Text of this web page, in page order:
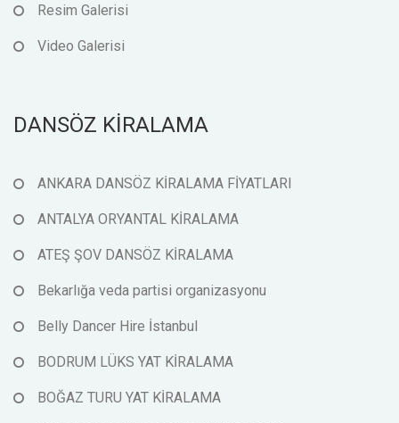
Resim Galerisi
Video Galerisi
DANSÖZ KİRALAMA
ANKARA DANSÖZ KİRALAMA FİYATLARI
ANTALYA ORYANTAL KİRALAMA
ATEŞ ŞOV DANSÖZ KİRALAMA
Bekarlığa veda partisi organizasyonu
Belly Dancer Hire İstanbul
BODRUM LÜKS YAT KİRALAMA
BOĞAZ TURU YAT KİRALAMA